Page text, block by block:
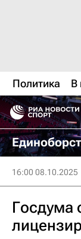
Политика В
16:00 08.10.2025
Госдума